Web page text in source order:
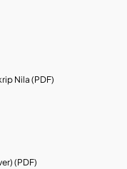
Nila (PDF)
(PDF)